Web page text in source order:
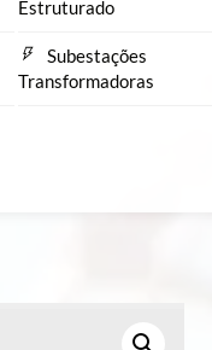
Estruturado
Subestações
Transformadoras